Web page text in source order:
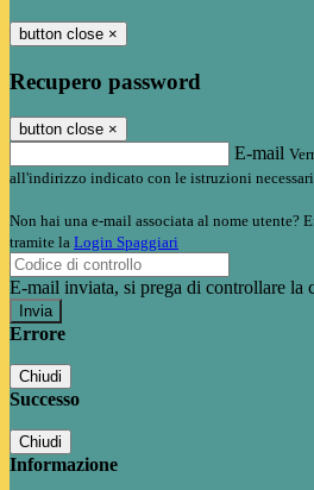
button close ×
Recupero password
button close ×
E-mail
all'indirizzo indicato con le istruzioni
Non hai una e-mail associata al nome utente?
tramite la Login Spaggiari
E-mail inviata, si prega di controllare la
Errore
Chiudi
Successo
Chiudi
Informazione